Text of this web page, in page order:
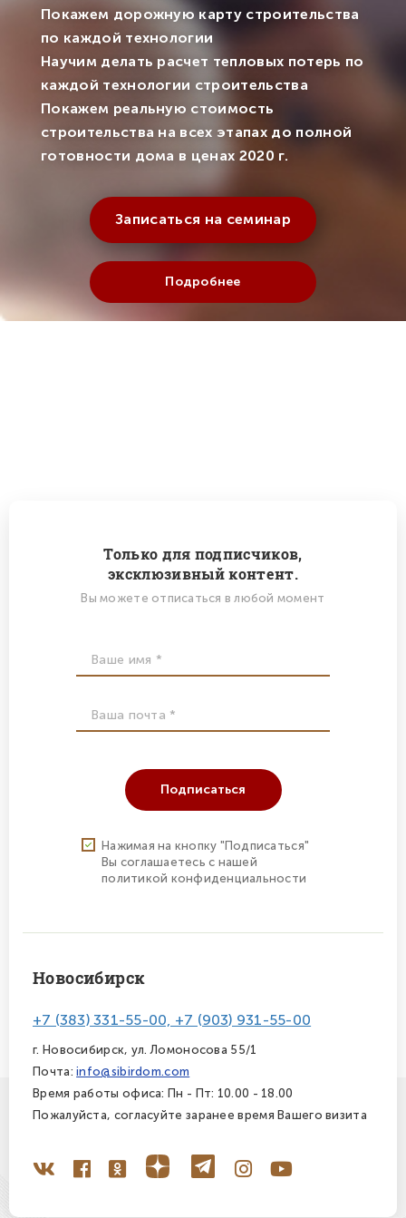
Покажем дорожную карту строительства
по каждой технологии
Научим делать расчет тепловых потерь по
каждой технологии строительства
Покажем реальную стоимость
строительства на всех этапах до полной
готовности дома в ценах 2020 г.
Записаться на семинар
Подробнее
Только для подписчиков,
эксклюзивный контент.
Вы можете отписаться в любой момент
Подписаться
Нажимая на кнопку "Подписаться"
Вы соглашаетесь с нашей
политикой конфиденциальности
Новосибирск
+7 (383) 331-55-00, +7 (903) 931-55-00
г. Новосибирск, ул. Ломоносова 55/1
Почта:info@sibirdom.com
Время работы офиса: Пн - Пт: 10.00 - 18.00
Пожалуйста, согласуйте заранее время Вашего визита